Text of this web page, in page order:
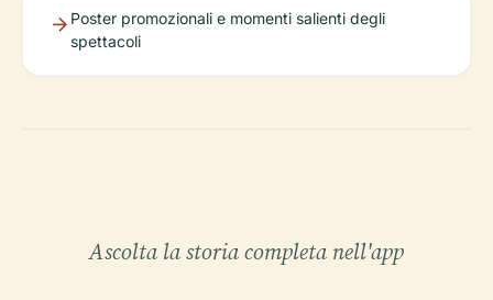
Poster promozionali e momenti salienti degli
spettacoli
Ascolta la storia completa nell'app